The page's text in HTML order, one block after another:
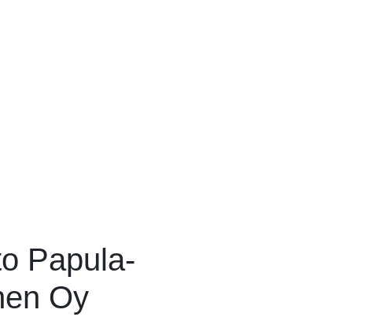
Papula-
Oy